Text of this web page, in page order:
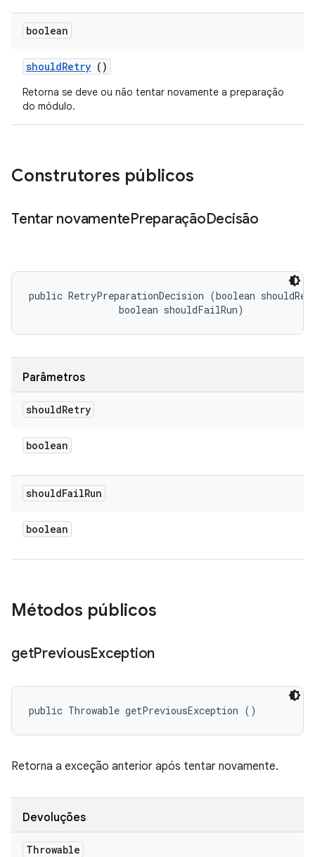
boolean
shouldRetry ()
Retorna se deve ou não tentar novamente a preparação
do módulo.
Construtores públicos
Tentar novamentePreparaçãoDecisão
public RetryPreparationDecision (boolean
                boolean shouldFailRun)
Parâmetros
shouldRetry
boolean
shouldFailRun
boolean
Métodos públicos
getPreviousException
public Throwable getPreviousException ()
Retorna a exceção anterior após tentar novamente.
Devoluções
Throwable